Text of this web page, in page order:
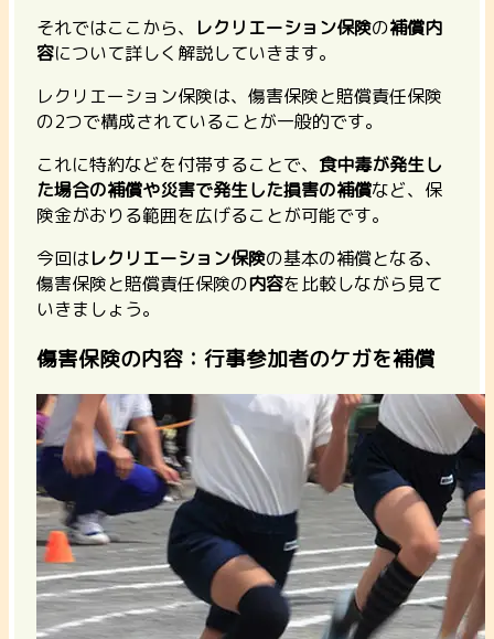
それではここから、 レクリエーション保険の補償内
容について詳しく解説していきます。
レクリエーション保険は、傷害保険と賠償責任保険
の2つで構成されていることが一般的です。
これに特約などを付帯することで、 食中毒が発生し
た場合の補償や災害で発生した損害の補償など、保
険金がおりる範囲を広げることが可能です。
今回はレクリエーション保険の基本の補償となる、
傷害保険と賠償責任保険の内容を比較しながら見て
いきましょう。
傷害保険の内容：行事参加者のケガを補償